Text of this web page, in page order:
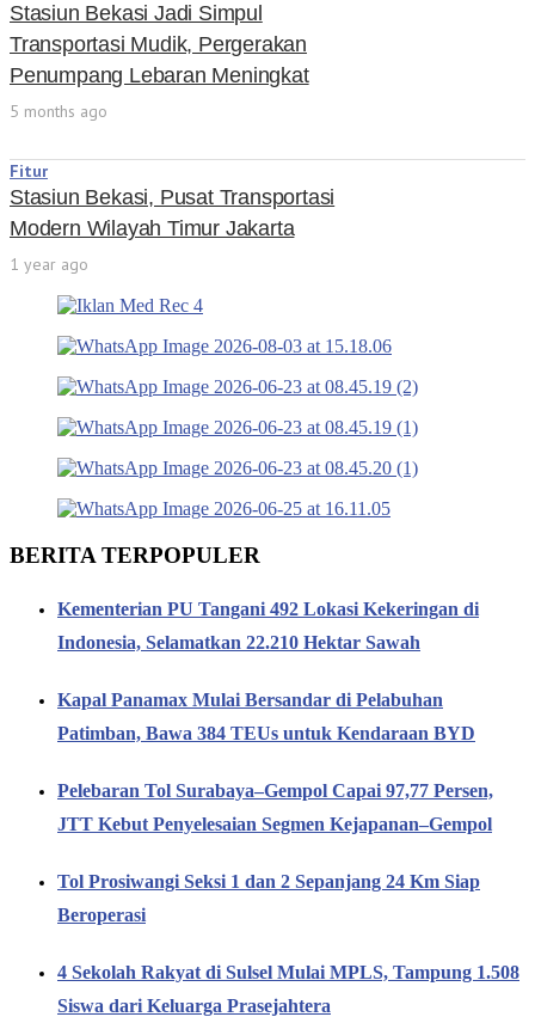
Stasiun Bekasi Jadi Simpul
Transportasi Mudik, Pergerakan
Penumpang Lebaran Meningkat
5 months ago
Fitur
Stasiun Bekasi, Pusat Transportasi
Modern Wilayah Timur Jakarta
1 year ago
BERITA TERPOPULER
Kementerian PU Tangani 492 Lokasi Kekeringan di
Indonesia, Selamatkan 22.210 Hektar Sawah
Kapal Panamax Mulai Bersandar di Pelabuhan
Patimban, Bawa 384 TEUs untuk Kendaraan BYD
Pelebaran Tol Surabaya–Gempol Capai 97,77 Persen,
JTT Kebut Penyelesaian Segmen Kejapanan–Gempol
Tol Prosiwangi Seksi 1 dan 2 Sepanjang 24 Km Siap
Beroperasi
4 Sekolah Rakyat di Sulsel Mulai MPLS, Tampung 1.508
Siswa dari Keluarga Prasejahtera